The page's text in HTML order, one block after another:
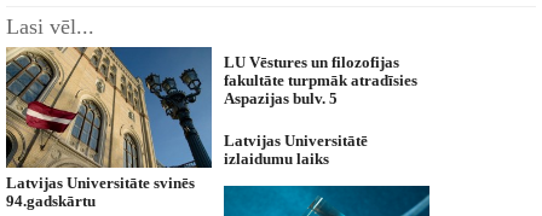
Lasi vēl...
Latvijas Universitāte svinēs
94.gadskārtu
LU Vēstures un filozofijas
fakultāte turpmāk atradīsies
Aspazijas bulv. 5
Latvijas Universitātē
izlaidumu laiks